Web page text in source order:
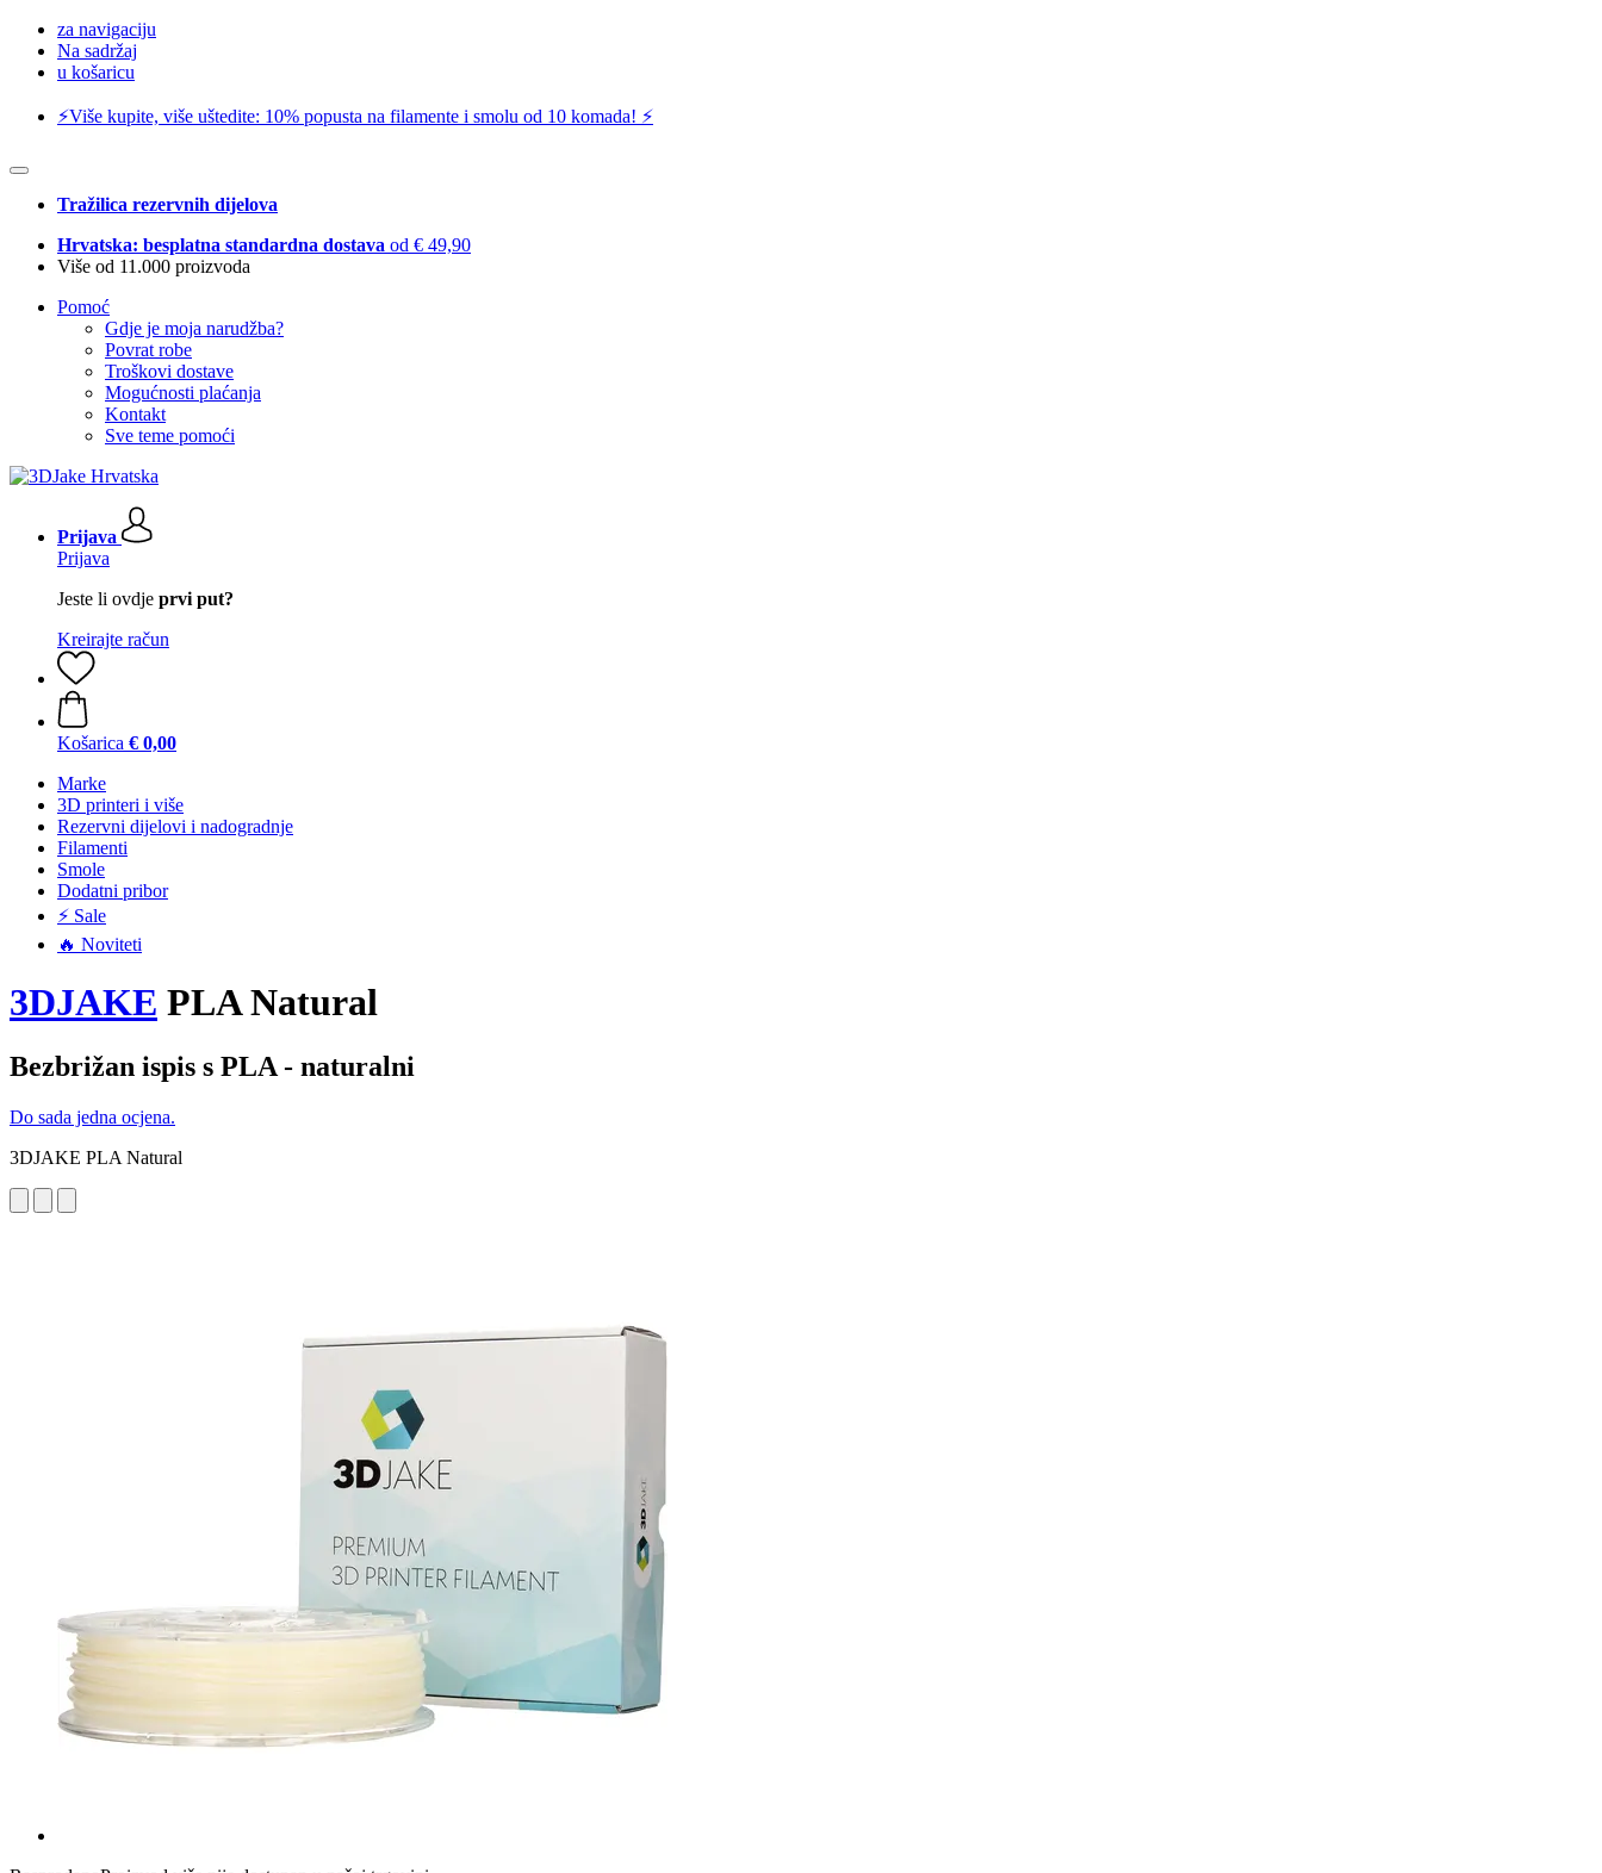
za navigaciju
Na sadržaj
u košaricu
⚡️Više kupite, više uštedite: 10% popusta na filamente i smolu od 10 komada! ⚡️
Tražilica rezervnih dijelova
Hrvatska: besplatna standardna dostava od € 49,90
Više od 11.000 proizvoda
Pomoć
Gdje je moja narudžba?
Povrat robe
Troškovi dostave
Mogućnosti plaćanja
Kontakt
Sve teme pomoći
Prijava
Prijava
Jeste li ovdje prvi put?
Kreirajte račun
Košarica € 0,00
Marke
3D printeri i više
Rezervni dijelovi i nadogradnje
Filamenti
Smole
Dodatni pribor
⚡ Sale
🔥 Noviteti
3DJAKE PLA Natural
Bezbrižan ispis s PLA - naturalni
Do sada jedna ocjena.
3DJAKE PLA Natural